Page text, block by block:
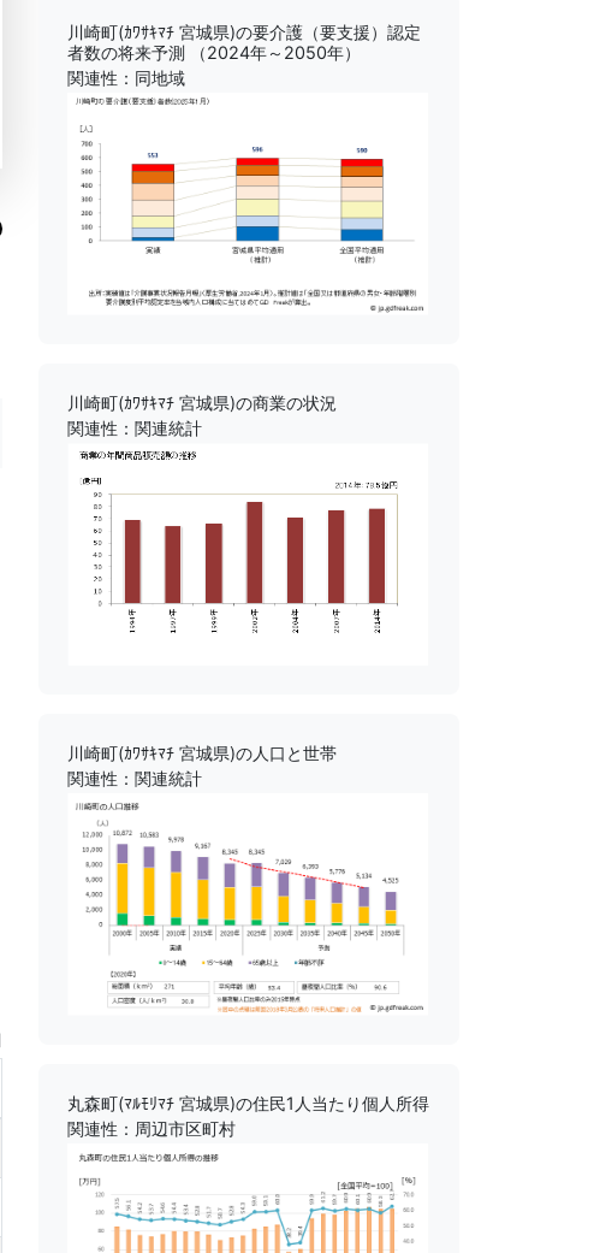
川崎町(ｶﾜｻｷﾏﾁ 宮城県)の要介護（要支援）認定
者数の将来予測 （2024年～2050年）
関連性：同地域
川崎町(ｶﾜｻｷﾏﾁ 宮城県)の商業の状況
関連性：関連統計
川崎町(ｶﾜｻｷﾏﾁ 宮城県)の人口と世帯
関連性：関連統計
丸森町(ﾏﾙﾓﾘﾏﾁ 宮城県)の住民1人当たり個人所得
関連性：周辺市区町村